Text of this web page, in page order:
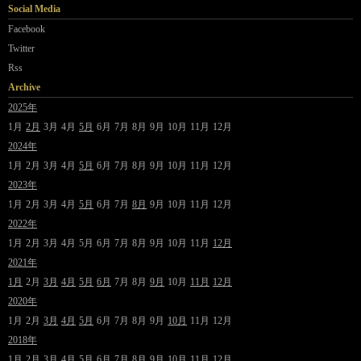
Social Media
Facebook
Twitter
Rss
Archive
2025年
1月 2月 3月 4月 5月 6月 7月 8月 9月 10月 11月 12月
2024年
1月 2月 3月 4月 5月 6月 7月 8月 9月 10月 11月 12月
2023年
1月 2月 3月 4月 5月 6月 7月 8月 9月 10月 11月 12月
2022年
1月 2月 3月 4月 5月 6月 7月 8月 9月 10月 11月 12月
2021年
1月 2月 3月 4月 5月 6月 7月 8月 9月 10月 11月 12月
2020年
1月 2月 3月 4月 5月 6月 7月 8月 9月 10月 11月 12月
2018年